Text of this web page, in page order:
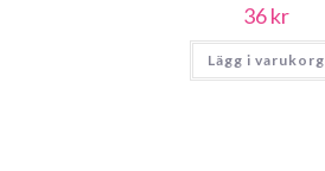
36kr
Lägg i varukorg